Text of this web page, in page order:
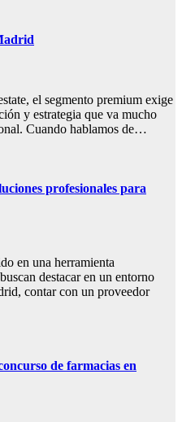
el segmento premium exige
y estrategia que va mucho
Cuando hablamos de…
profesionales para
en una herramienta
destacar en un entorno
contar con un proveedor
de farmacias en